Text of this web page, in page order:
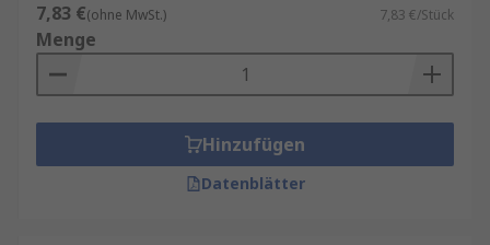
7,83 €(ohne MwSt.) 7,83 €/Stück
Menge
Hinzufügen
Datenblätter